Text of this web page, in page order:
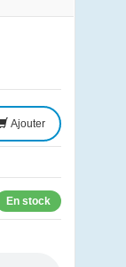
Ajouter
En stock